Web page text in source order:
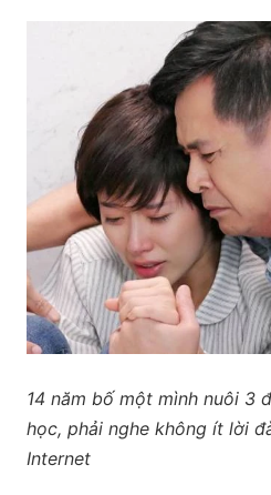
14 năm bố một mình nuôi 3
học, phải nghe không ít lời
Internet